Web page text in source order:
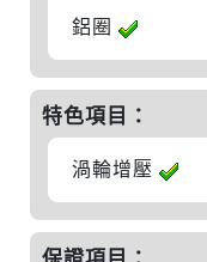
鋁圈
特色項目：
渦輪增壓